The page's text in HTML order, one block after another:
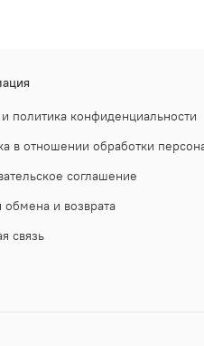
политика конфиденциальности
в отношении обработки
соглашение
обмена и возврата
связь